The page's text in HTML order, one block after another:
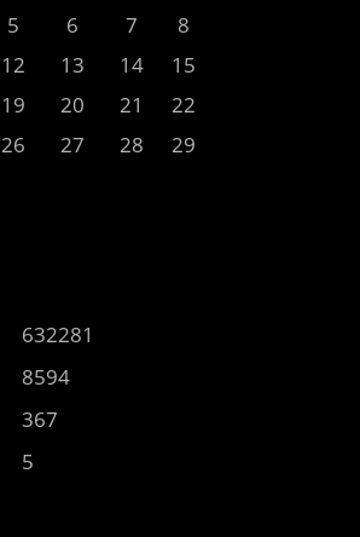
5 6 7
8
12 13 14
15
19 20 21
22
26 27 28
29
5
632281
8594
367